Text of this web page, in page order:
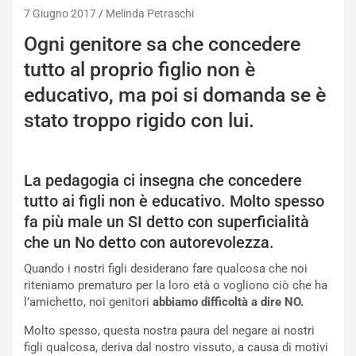
7 Giugno 2017 Melinda Petraschi
Ogni genitore sa che concedere
tutto al proprio figlio non è
educativo, ma poi si domanda se è
stato troppo rigido con lui.
La pedagogia ci insegna che concedere
tutto ai figli non è educativo. Molto spesso
fa più male un SI detto con superficialità
che un No detto con autorevolezza.
Quando i nostri figli desiderano fare qualcosa che noi
riteniamo prematuro per la loro età o vogliono ciò che ha
l’amichetto, noi genitori abbiamo difficoltà a dire NO.
Molto spesso, questa nostra paura del negare ai nostri
figli qualcosa, deriva dal nostro vissuto, a causa di motivi